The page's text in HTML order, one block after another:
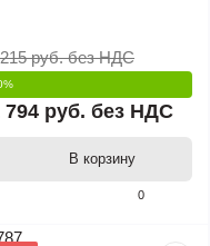
0
руб.без НДС
794 руб. без НДС
В корзину